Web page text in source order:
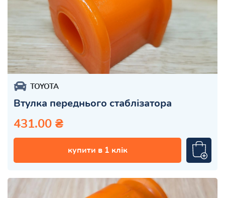
TOYOTA
Втулка переднього стаблізатора
431.00 ₴
купити в 1 клік